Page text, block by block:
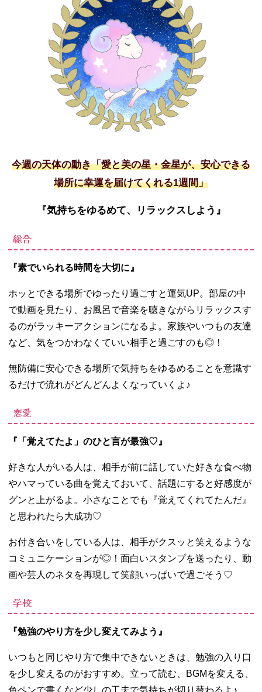
今週の天体の動き「愛と美の星・金星が、安心できる
場所に幸運を届けてくれる1週間」
『気持ちをゆるめて、リラックスしよう』
総合
『素でいられる時間を大切に』
ホッとできる場所でゆったり過ごすと運気UP。部屋の中
で動画を見たり、お風呂で音楽を聴きながらリラックスす
るのがラッキーアクションになるよ。家族やいつもの友達
など、気をつかわなくていい相手と過ごすのも◎！
無防備に安心できる場所で気持ちをゆるめることを意識す
るだけで流れがどんどんよくなっていくよ♪
恋愛
『「覚えてたよ」のひと言が最強♡』
好きな人がいる人は、相手が前に話していた好きな食べ物
やハマっている曲を覚えておいて、話題にすると好感度が
グンと上がるよ。小さなことでも『覚えてくれてたんだ』
と思われたら大成功♡
お付き合いをしている人は、相手がクスッと笑えるような
コミュニケーションが◎！面白いスタンプを送ったり、動
画や芸人のネタを再現して笑顔いっぱいで過ごそう♡
学校
『勉強のやり方を少し変えてみよう』
いつもと同じやり方で集中できないときは、勉強の入り口
を少し変えるのがおすすめ。立って読む、
BGM を変える、
色ペンで書くなど少しの工夫で気持ちが切り替わるよ♪